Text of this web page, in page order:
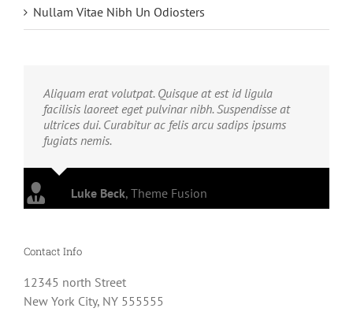
Nullam Vitae Nibh Un Odiosters
Aliquam erat volutpat. Quisque at est id ligula
facilisis laoreet eget pulvinar nibh. Suspendisse at
ultrices dui. Curabitur ac felis arcu sadips ipsums
fugiats nemis.
Luke Beck, Theme Fusion
Contact Info
12345 north Street
New York City, NY 555555